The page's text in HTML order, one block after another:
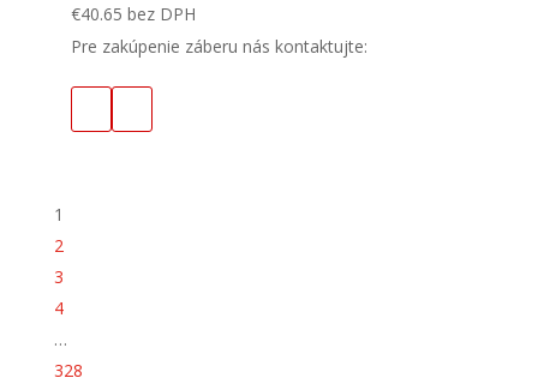
€40.65 bez DPH
Pre zakúpenie záberu nás kontaktujte:
1
2
3
4
…
328